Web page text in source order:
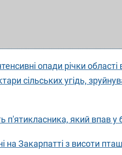
опади річки
сільських угідь,
п'ятикласника, який впав у
на Закарпатті з висоти